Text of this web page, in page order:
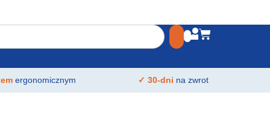
ergonomicznym ✓ 30-dni na zwrot